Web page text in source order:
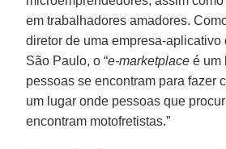
em trabalhadores amadores.
diretor de uma empresa-aplicativo
São Paulo, o “e-marketplace é um
pessoas se encontram para fazer
um lugar onde pessoas que
encontram motofretistas.”